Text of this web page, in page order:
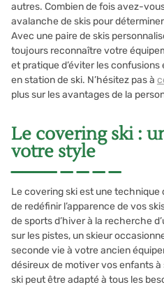
autres. Combien de fois avez-
avalanche de skis pour
Avec une paire de skis
toujours reconnaître votre
et pratique d’éviter les
en station de ski. N’hésitez pas à
plus sur les avantages de la
Le covering ski :
votre style
Le covering ski est une
de redéfinir l’apparence de vos
de sports d’hiver à la recherche
sur les pistes, un skieur
seconde vie à votre ancien
désireux de motiver vos enfants à
ski peut être adapté à tous les